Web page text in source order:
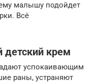
малышу подойдет
Всё
детский крем
успокаивающим
раны, устраняют